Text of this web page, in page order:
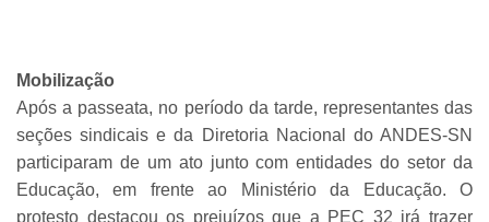
Mobilização
Após a passeata, no período da tarde, representantes das
seções sindicais e da Diretoria Nacional do ANDES-SN
participaram de um ato junto com entidades do setor da
Educação, em frente ao Ministério da Educação. O
protesto destacou os prejuízos que a PEC 32 irá trazer